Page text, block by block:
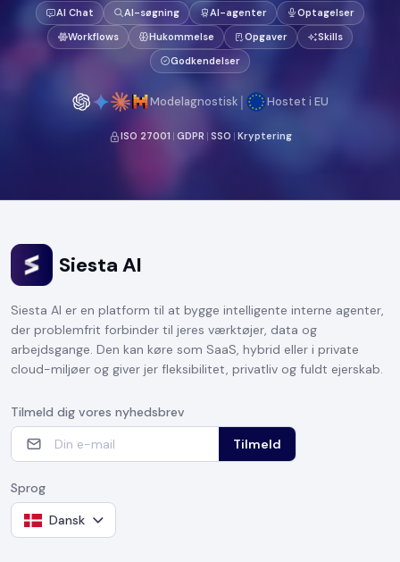
AI Chat AI-søgning AI-agenter
Optagelser
Workflows
Hukommelse Opgaver
Skills
Godkendelser
Modelagnostisk | Hostet i EU
ISO 27001 | GDPR | SSO | Kryptering
Siesta AI
Siesta AI er en platform til at bygge intelligente interne agenter,
der problemfrit forbinder til jeres værktøjer, data og
arbejdsgange. Den kan køre som SaaS, hybrid eller i private
cloud-miljøer og giver jer fleksibilitet, privatliv og fuldt ejerskab.
Tilmeld dig vores nyhedsbrev
Tilmeld
Sprog
Dansk